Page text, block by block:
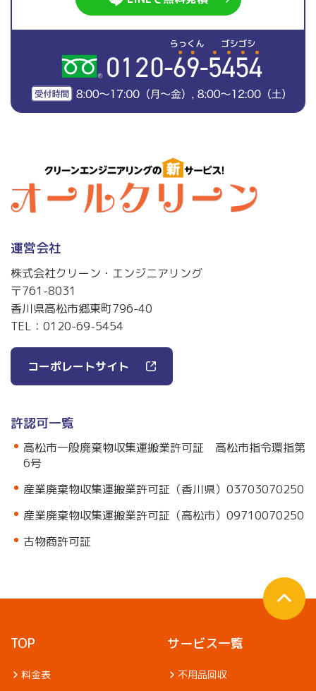
運営会社
株式会社クリーン・エンジニアリング
〒761-8031
香川県高松市郷東町796-40
TEL： 0120-69-5454
コーポレートサイト
許認可一覧
高松市一般廃棄物収集運搬業許可証 高松市指令環指第
6号
産業廃棄物収集運搬業許可証（香川県）03703070250
産業廃棄物収集運搬業許可証（高松市）09710070250
古物商許可証
TOP
料金表
サービス一覧
不用品回収